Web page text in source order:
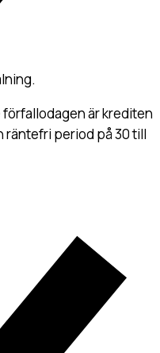
.
är krediten
period på 30 till